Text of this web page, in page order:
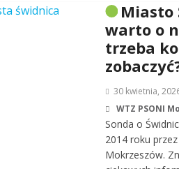
Miasto
warto o
trzeba
30 kwietnia,
WTZ PSONI
Sonda o
2014 roku
Mokrzeszów.